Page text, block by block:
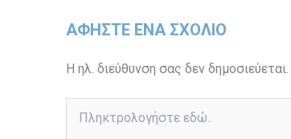
ΑΦΉΣΤΕ ΈΝΑ ΣΧΌΛΙΟ
Η ηλ. διεύθυνση σας δεν δημοσιεύεται.
εδώ..